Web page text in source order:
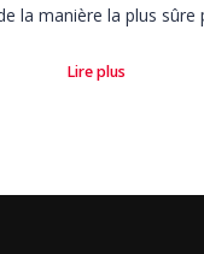
la manière la plus sûre
Lire plus